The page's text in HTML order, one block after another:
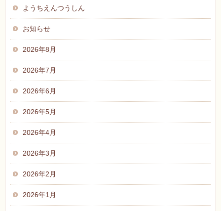
ようちえんつうしん
お知らせ
2026年8月
2026年7月
2026年6月
2026年5月
2026年4月
2026年3月
2026年2月
2026年1月